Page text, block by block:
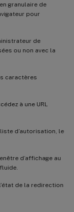
granulaire de
pour
de
ou non avec la
caractères
à une URL
d’autorisation, le
d’affichage au
de la redirection